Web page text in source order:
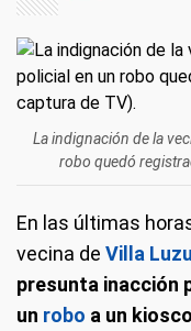
La indignación de la
robo quedó
En las últimas
vecina de Villa
presunta inacción
un robo a un kiosco